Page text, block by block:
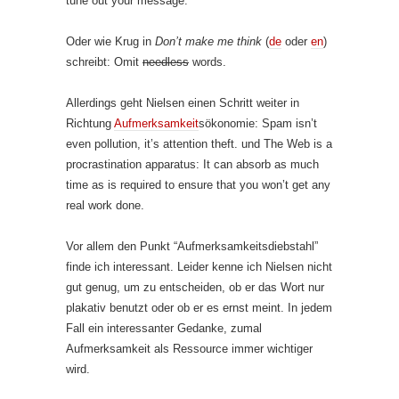
Oder wie Krug in Don’t make me think (de oder en)
schreibt: Omit needless words.
Allerdings geht Nielsen einen Schritt weiter in
Richtung Aufmerksamkeitsökonomie: Spam isn’t
even pollution, it’s attention theft. und The Web is a
procrastination apparatus: It can absorb as much
time as is required to ensure that you won’t get any
real work done.
Vor allem den Punkt “Aufmerksamkeitsdiebstahl”
finde ich interessant. Leider kenne ich Nielsen nicht
gut genug, um zu entscheiden, ob er das Wort nur
plakativ benutzt oder ob er es ernst meint. In jedem
Fall ein interessanter Gedanke, zumal
Aufmerksamkeit als Ressource immer wichtiger
wird.